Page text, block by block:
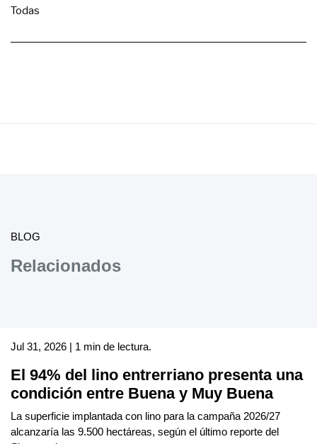
Todas
BLOG
Relacionados
Jul 31, 2026 | 1 min de lectura.
El 94% del lino entrerriano presenta una
condición entre Buena y Muy Buena
La superficie implantada con lino para la campaña 2026/27
alcanzaría las 9.500 hectáreas, según el último reporte del